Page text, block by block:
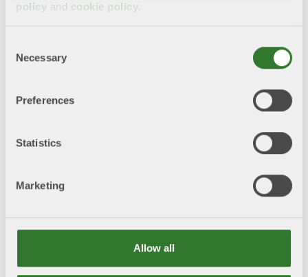
policy and cookie policy
Selection
Necessary
Preferences
Statistics
Marketing
Allow all
Yttrande över Kommissionens förslag till
klimatmål för 2040
Skogsindustrierna tillstyrker kommissionens förlag